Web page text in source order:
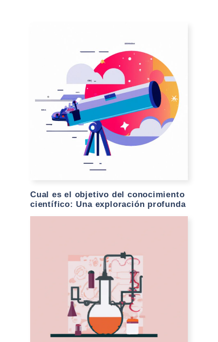
Cual es el objetivo del conocimiento
científico: Una exploración profunda